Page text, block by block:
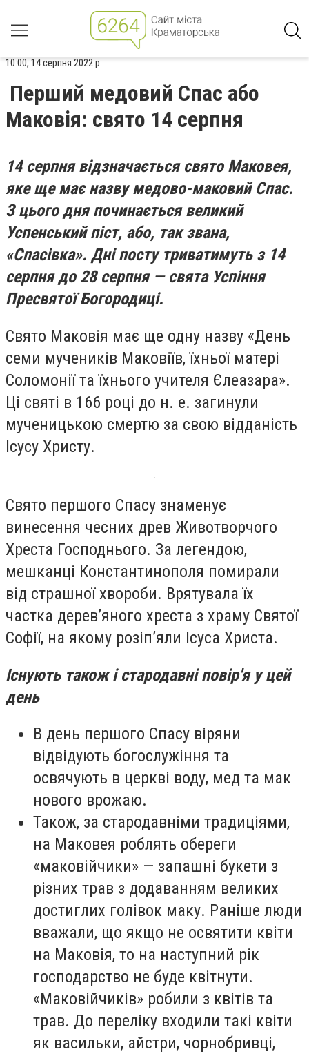
10:00, 14 серпня 2022 р.
Перший медовий Спас або
Маковія: свято 14 серпня
14 серпня відзначається свято Маковея,
яке ще має назву медово-маковий Спас.
З цього дня починається великий
Успенський піст, або, так звана,
«Спасівка». Дні посту триватимуть з 14
серпня до 28 серпня — свята Успіння
Пресвятої Богородиці.
Свято Маковія має ще одну назву «День
семи мучеників Маковіїв, їхньої матері
Соломонії та їхнього учителя Єлеазара».
Ці святі в 166 році до н. е. загинули
мученицькою смертю за свою відданість
Ісусу Христу.
Свято першого Спасу знаменує
винесення чесних древ Животворчого
Хреста Господнього. За легендою,
мешканці Константинополя помирали
від страшної хвороби. Врятувала їх
частка дерев’яного хреста з храму Святої
Софії, на якому розіп’яли Ісуса Христа.
Існують також і стародавні повір'я у цей
день
В день першого Спасу віряни
відвідують богослужіння та
освячують в церкві воду, мед та мак
нового врожаю.
Також, за стародавніми традиціями,
на Маковея роблять обереги
«маковійчики» — запашні букети з
різних трав з додаванням великих
достиглих голівок маку. Раніше люди
вважали, що якщо не освятити квіти
на Маковія, то на наступний рік
господарство не буде квітнути.
«Маковійчиків» робили з квітів та
трав. До переліку входили такі квіти
як васильки, айстри, чорнобривці,